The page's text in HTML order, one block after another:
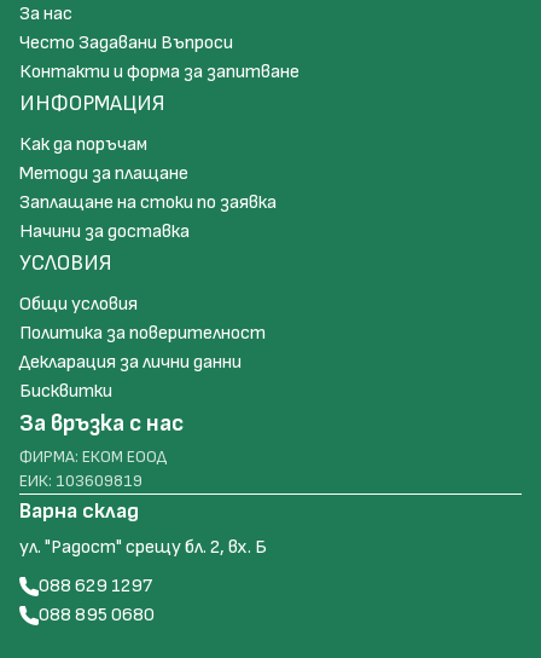
За нас
Често Задавани Въпроси
Контакти и форма за запитване
ИНФОРМАЦИЯ
Как да поръчам
Методи за плащане
Заплащане на стоки по заявка
Начини за доставка
УСЛОВИЯ
Общи условия
Политика за поверителност
Декларация за лични данни
Бисквитки
За връзка с нас
ФИРМА: ЕКОМ ЕООД
ЕИК: 103609819
Варна склад
ул. "Радост" срещу бл. 2, вх. Б
088 629 1297
088 895 0680